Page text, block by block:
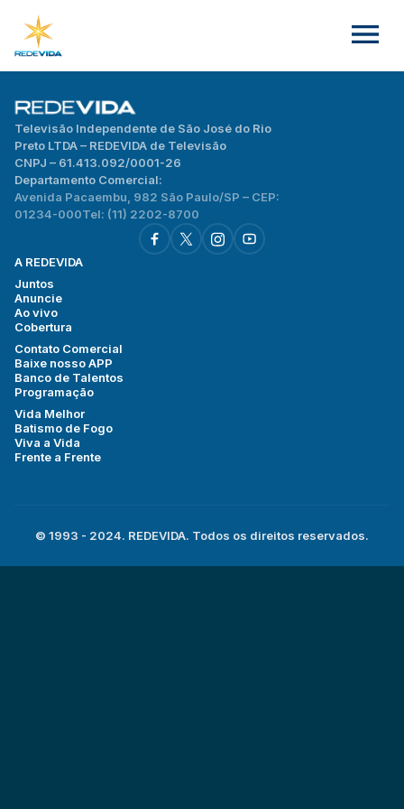
Televisão Independente de São José do Rio
Preto LTDA – REDEVIDA de Televisão
CNPJ – 61.413.092/0001-26
Departamento Comercial:
Avenida Pacaembu, 982 São Paulo/SP – CEP:
01234-000Tel: (11) 2202-8700
A REDEVIDA
Juntos
Anuncie
Ao vivo
Cobertura
Contato Comercial
Baixe nosso APP
Banco de Talentos
Programação
Vida Melhor
Batismo de Fogo
Viva a Vida
Frente a Frente
© 1993 - 2024. REDEVIDA. Todos os direitos reservados.